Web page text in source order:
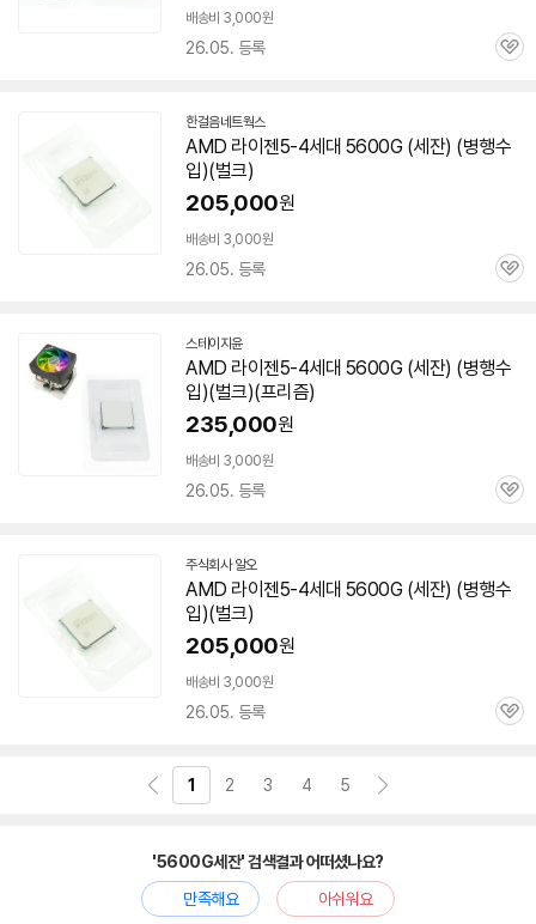
배송비 3,000원
26.05. 등록
관
한걸음네트웍스네
이
이
AMD 라이젠5-4세대 5600G (세잔) (병행수
입)(벌크)
205,000원
배송비 3,000원
26.05. 등록
관
스테이지윤네
이
버
이
AMD 라이젠5-4세대 5600G (세잔) (병행수
입)(벌크)(프리즘)
235,000원
배송비 3,000원
26.05. 등록
관
주식회사 알오네
이
이
AMD 라이젠5-4세대 5600G (세잔) (병행수
입)(벌크)
205,000원
배송비 3,000원
26.05. 등록
관
1 2 3 4 5
'5600G세잔' 검색결과 어떠셨나요?
만족해요
아쉬워요